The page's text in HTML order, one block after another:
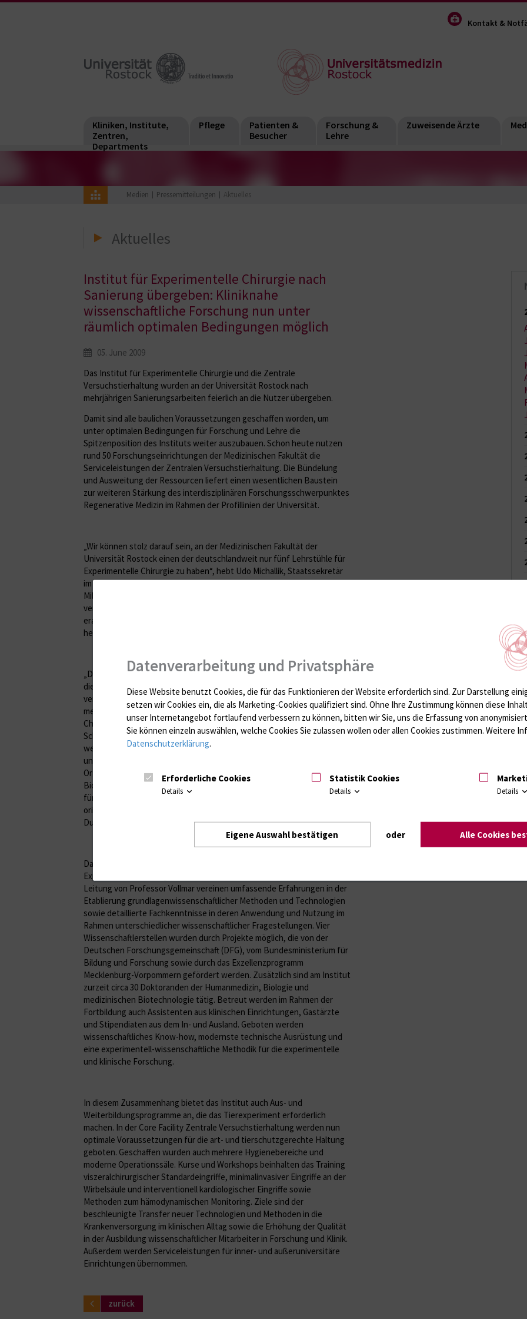
Kontakt &
Kliniken, Institute,
Zentren,
Departments
Pflege
Patienten &
Besucher
Forschung &
Lehre
Zuweisende Ärzte
Medien Pressemitteilungen Aktuelles
Aktuelles
Institut für Experimentelle Chirurgie nach
Sanierung übergeben: Kliniknahe
wissenschaftliche Forschung nun unter
räumlich optimalen Bedingungen möglich
05. June 2009
Das Institut für Experimentelle Chirurgie und die Zentrale
Versuchstierhaltung wurden an der Universität Rostock nach
mehrjährigen Sanierungsarbeiten feierlich an die Nutzer übergeben.
Damit sind alle baulichen Voraussetzungen geschaffen worden, um
unter optimalen Bedingungen für Forschung und Lehre die
Spitzenposition des Instituts weiter auszubauen. Schon heute nutzen
rund 50 Forschungseinrichtungen der Medizinischen Fakultät die
Serviceleistungen der Zentralen Versuchstierhaltung. Die Bündelung
und Ausweitung der Ressourcen liefert einen wesentlichen Baustein
zur weiteren Stärkung des interdisziplinären Forschungsschwerpunktes
Regenerative Medizin im Rahmen der Profillinien der Universität.
„Wir können stolz darauf sein, an der Medizinischen Fakultät der
Universität Rostock einen der deutschlandweit nur fünf Lehrstühle für
Experimentelle Chirurgie zu haben“, hebt Udo Michallik, Staatssekretär
im Bildungsministerium M-V, hervor. „Die Investitionssumme von 7,2
Millionen Euro ist hier sehr gut angelegt. Das Institut hat sich in den
vergangenen Jahren national wie international eine führende Position
erarbeitet. Nun sind die Voraussetzungen gegeben, diese Position mit
hervorragenden wissenschaftlichen Leistungen weiter auszubauen.“
„Die Forschung, Aus- und Weiterbildung in den neuen Räumlichkeiten
dient dem Grundziel aller Medizin: Krankheiten besser erkennen,
verstehen und dann behandeln zu können“, verdeutlicht Professor Dr.
med. Brigitte Vollmar, Direktorin des Instituts für Experimentelle
Chirurgie. „In den sanierten Räumlichkeiten nahe dem Campus
Schillingallee können wir unsere Forschungsschwerpunkte intensiv
weiterverfolgen.“ Dazu gehören die Regeneration von Leber, Muskeln
und Haut sowie die Analyse zugrundeliegender Mechanismen septischer
Organschäden. Untersucht werden auch die Bedeutung der
Biokompatibilität und Angiogenese (das Wachstum kleiner Blutgefäße)
für Transplantate und „tissue engineered“-Produkte (biologisch
orientierte Geweberekonstruktionen) sowie die Mechanismen der
Durchblutungsregulation zentraler Organe wie der Leber.
Das Institut ging 2006 aus der 2002 bestellten Professur für
Experimentelle Chirurgie hervor. Die Mitarbeiter des Instituts unter
Leitung von Professor Vollmar vereinen umfassende Erfahrungen in der
Etablierung grundlagenwissenschaftlicher Methoden und Technologien
sowie detaillierte Fachkenntnisse in deren Anwendung und Nutzung im
Rahmen unterschiedlicher wissenschaftlicher Fragestellungen. Vier
Wissenschaftlerstellen wurden durch Projekte möglich, die von der
Deutschen Forschungsgemeinschaft (DFG), vom Bundesministerium für
Bildung und Forschung sowie durch das Exzellenzprogramm
Mecklenburg-Vorpommern gefördert werden. Zusätzlich sind am Institut
zurzeit circa 30 Doktoranden der Humanmedizin, Biologie und
medizinischen Biotechnologie tätig. Betreut werden im Rahmen der
Fortbildung auch Assistenten aus klinischen Einrichtungen, Gastärzte
und Stipendiaten aus dem In- und Ausland. Geboten werden
wissenschaftliches Know-how, modernste technische Ausrüstung und
eine experimentell-wissenschaftliche Methodik für die experimentelle
und klinische Forschung.
In diesem Zusammenhang bietet das Institut auch Aus- und
Weiterbildungsprogramme an, die das Tierexperiment erforderlich
machen. In der Core Facility Zentrale Versuchstierhaltung werden nun
optimale Voraussetzungen für die art- und tierschutzgerechte Haltung
geboten. Geschaffen wurden auch mehrere Hygienebereiche und
moderne Operationssäle. Kurse und Workshops beinhalten das Training
viszeralchirurgischer Standardeingriffe, minimalinvasiver Eingriffe an der
Wirbelsäule und interventionell kardiologischer Eingriffe sowie
Methoden zum hämodynamischen Monitoring. Ziele sind der
beschleunigte Transfer neuer Technologien und Methoden in die
Krankenversorgung im klinischen Alltag sowie die Erhöhung der Qualität
in der Ausbildung wissenschaftlicher Mitarbeiter in Forschung und Klinik.
Außerdem werden Serviceleistungen für inner- und außeruniversitäre
Einrichtungen übernommen.
zurück
Datenverarbeitung und Privatsphäre
Diese Website benutzt Cookies, die für das Funktionieren der Website erforderlich sind. Zur Darstellung
setzen wir Cookies ein, die als Marketing-Cookies qualifiziert sind. Ohne Ihre Zustimmung können diese
unser Internetangebot fortlaufend verbessern zu können, bitten wir Sie, uns die Erfassung von
Sie können einzeln auswählen, welche Cookies Sie zulassen wollen oder allen Cookies zustimmen. Weitere
Datenschutzerklärung.
Erforderliche Cookies
Details
Statistik Cookies
Details Details
Eigene Auswahl bestätigen oder Alle Cookies